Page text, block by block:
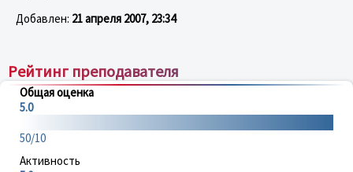
Добавлен: 21 апреля 2007, 23:34
Рейтинг преподавателя
Общая оценка
5.0
50/10
Активность